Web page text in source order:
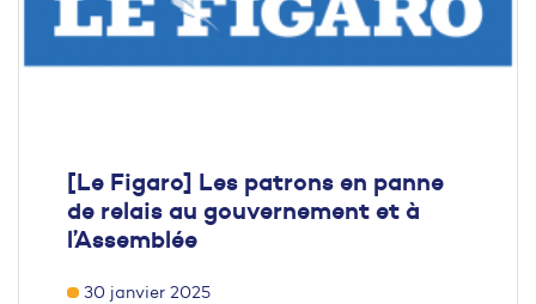
[Le Figaro] Les patrons en panne
de relais au gouvernement et à
l’Assemblée
30 janvier 2025